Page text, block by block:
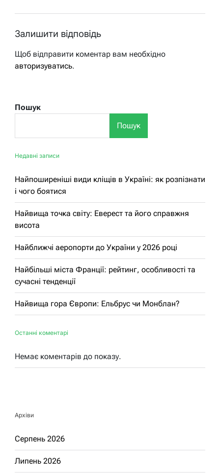
Залишити відповідь
Щоб відправити коментар вам необхідно
авторизуватись.
Пошук
Пошук
Недавні записи
Найпоширеніші види кліщів в Україні: як розпізнати
і чого боятися
Найвища точка світу: Еверест та його справжня
висота
Найближчі аеропорти до України у 2026 році
Найбільші міста Франції: рейтинг, особливості та
сучасні тенденції
Найвища гора Європи: Ельбрус чи Монблан?
Останні коментарі
Немає коментарів до показу.
Архіви
Серпень 2026
Липень 2026